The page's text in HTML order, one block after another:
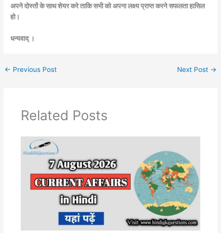
अपने दोस्तों के साथ शेयर करे ताकि सभी को अपना लक्ष्य प्राप्त करने सफलता हासिल
हो।
धन्यवाद् ।
← Previous Post Next Post →
Related Posts